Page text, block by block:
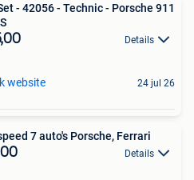
- 42056 - Technic - Porsche 911
Details
website 24 jul 26
7 auto's Porsche, Ferrari
Details